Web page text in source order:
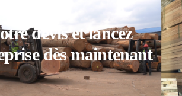
devis et lancez
dès maintenant